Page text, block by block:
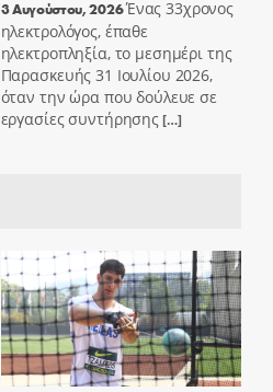
3 Αυγούστου, 2026Ένας 33χρονος
ηλεκτρολόγος, έπαθε
ηλεκτροπληξία, το μεσημέρι της
Παρασκευής 31 Ιουλίου 2026,
όταν την ώρα που δούλευε σε
εργασίες συντήρησης[…]